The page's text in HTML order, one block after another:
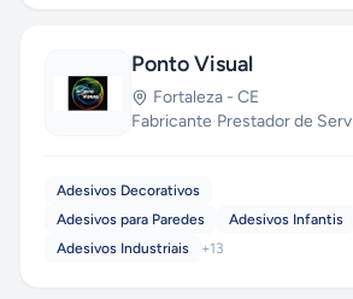
Ponto Visual
Fortaleza - CE
Fabricante·Prestador de
Adesivos Decorativos
Adesivos para Paredes
Adesivos Infantis
Adesivos Industriais
+13